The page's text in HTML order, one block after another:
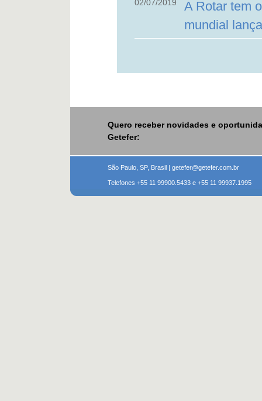
02/07/2019
A Rotar tem
mundial
Quero receber novidades e
Getefer:
São Paulo, SP, Brasil | getefer@getefer.com.br
Telefones +55 11 99900.5433 e +55 11 99937.1995